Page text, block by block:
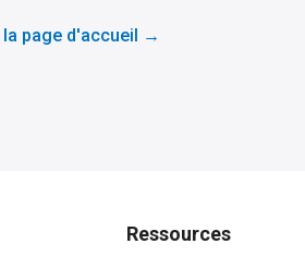
la page d'accueil →
Ressources